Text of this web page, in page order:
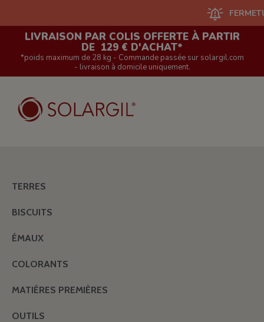
FERMETURE
LIVRAISON PAR COLIS OFFERTE À PARTIR
DE 129 € D'ACHAT*
*poids maximum de 28 kg - Commande passée sur solargil.com
- livraison à domicile uniquement.
TERRES
BISCUITS
ÉMAUX
COLORANTS
MATIÈRES PREMIÈRES
OUTILS